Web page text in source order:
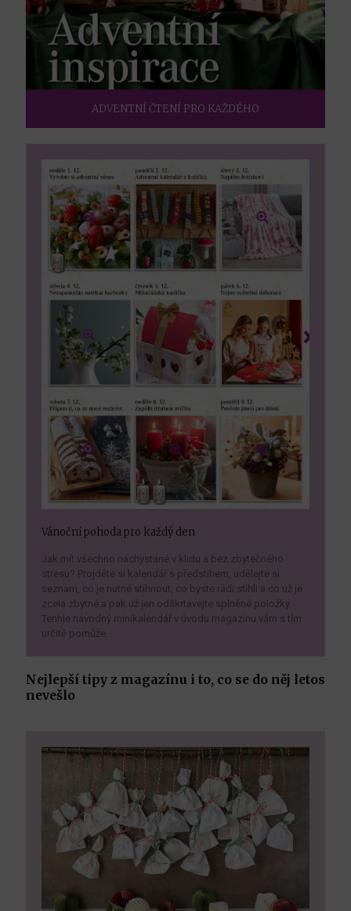
ADVENTNÍ ČTENÍ PRO KAŽDÉHO
Vánoční pohoda pro každý den
Jak mít všechno nachystané v klidu a bez zbytečného
stresu? Projděte si kalendář s předstihem, udělejte si
seznam, co je nutné stihnout, co byste rádi stihli a co už je
zcela zbytné a pak už jen odškrtávejte splněné položky.
Tenhle návodný minikalendář v úvodu magazínu vám s tím
určitě pomůže.
Nejlepší tipy z magazínu i to, co se do něj letos
nevešlo